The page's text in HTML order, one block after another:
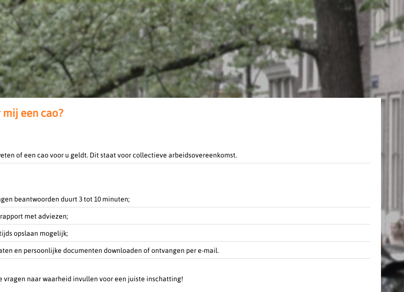
een cao?
of een cao voor u geldt. Dit staat voor collectieve arbeidsovereenkomst.
beantwoorden duurt 3 tot 10 minuten;
met adviezen;
opslaan mogelijk;
en persoonlijke documenten downloaden of ontvangen per e-mail.
vragen naar waarheid invullen voor een juiste inschatting!